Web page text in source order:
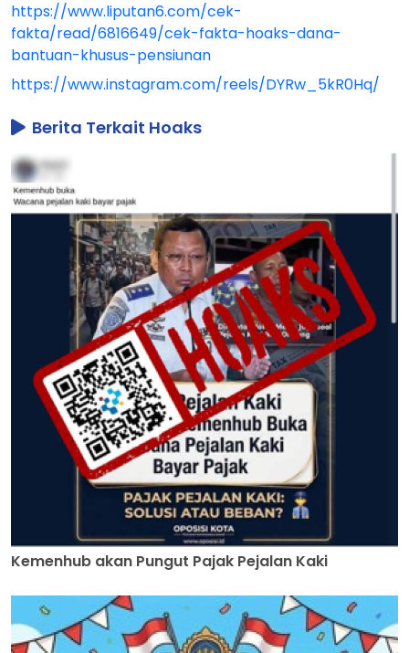
https://www.liputan6.com/cek-
fakta/read/6816649/cek-fakta-hoaks-dana-
bantuan-khusus-pensiunan
https://www.instagram.com/reels/DYRw_5kR0Hq/
Berita Terkait Hoaks
Kemenhub akan Pungut Pajak Pejalan Kaki